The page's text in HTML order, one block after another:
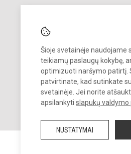
Šioje svetainėje naudojame
teikiamų paslaugų kokybę,
optimizuoti naršymo patirtį.
patvirtinate, kad sutinkate
svetainėje. Jei norite
apsilankyti slapukų valdymo
NUSTATYMAI
© 2022. Vilniaus lopšelis
Kopijuoti turinį be raštiško